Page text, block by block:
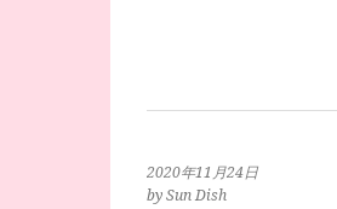
2020年11月24日
by Sun Dish